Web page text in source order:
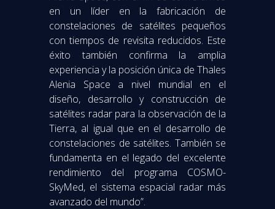
en un líder en la fabricación de
constelaciones de satélites pequeños
con tiempos de revisita reducidos. Este
éxito también confirma la amplia
experiencia y la posición única de Thales
Alenia Space a nivel mundial en el
diseño, desarrollo y construcción de
satélites radar para la observación de la
Tierra, al igual que en el desarrollo de
constelaciones de satélites. También se
fundamenta en el legado del excelente
rendimiento del programa COSMO-
SkyMed, el sistema espacial radar más
avanzado del mundo”.